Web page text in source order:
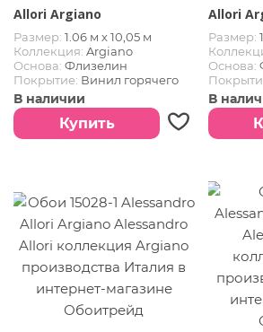
Allori Argiano
Размер: 1.06 м х 10,05 м
Коллекция: Argiano
Основа: Флизелин
Покрытие: Винил горячего
тиснения
Страна:Италия
В наличии
Купить
Allori
Размер:
Основа:
Страна:
В